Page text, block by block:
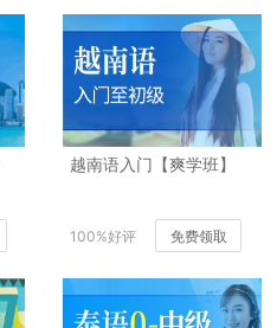
越南语入门【爽学班】
100%好评 免费领取